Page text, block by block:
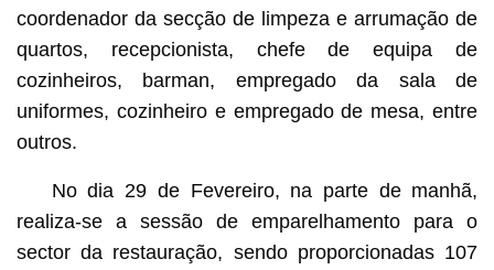
coordenador da secção de limpeza e arrumação de
quartos, recepcionista, chefe de equipa de
cozinheiros, barman, empregado da sala de
uniformes, cozinheiro e empregado de mesa, entre
outros.
No dia 29 de Fevereiro, na parte de manhã,
realiza-se a sessão de emparelhamento para o
sector da restauração, sendo proporcionadas 107